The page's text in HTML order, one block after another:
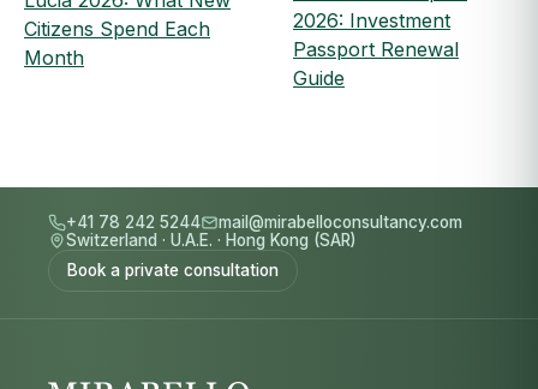
Citizens Spend Each
Month
2026: Investment
Passport Renewal
Guide
+41 78 242 5244
mail@mirabelloconsultancy.com
Switzerland · U.A.E. · Hong Kong (SAR)
Book a private consultation